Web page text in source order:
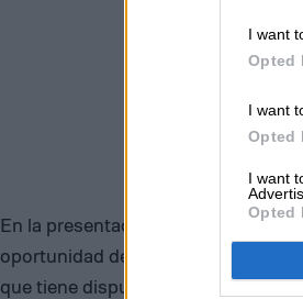
I want
Opted
I want
Opted
I want
Opted
En la presentación oficial
oportunidad de escuchar música o
que tiene dispuestos en sus patas,